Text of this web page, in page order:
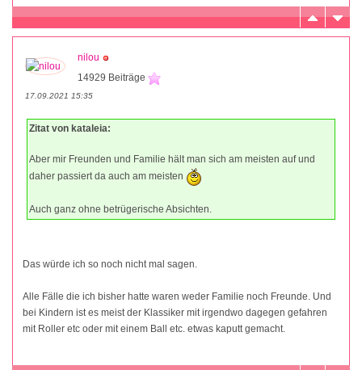
nilou
14929 Beiträge
17.09.2021 15:35
Zitat von kataleia:
Aber mir Freunden und Familie hält man sich am meisten auf und
daher passiert da auch am meisten
Auch ganz ohne betrügerische Absichten.
Das würde ich so noch nicht mal sagen.
Alle Fälle die ich bisher hatte waren weder Familie noch Freunde. Und
bei Kindern ist es meist der Klassiker mit irgendwo dagegen gefahren
mit Roller etc oder mit einem Ball etc. etwas kaputt gemacht.